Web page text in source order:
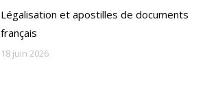
Légalisation et apostilles de documents
français
18 juin 2026